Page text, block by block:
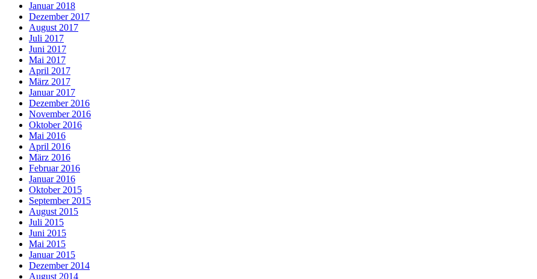
Januar 2018
Dezember 2017
August 2017
Juli 2017
Juni 2017
Mai 2017
April 2017
März 2017
Januar 2017
Dezember 2016
November 2016
Oktober 2016
Mai 2016
April 2016
März 2016
Februar 2016
Januar 2016
Oktober 2015
September 2015
August 2015
Juli 2015
Juni 2015
Mai 2015
Januar 2015
Dezember 2014
August 2014